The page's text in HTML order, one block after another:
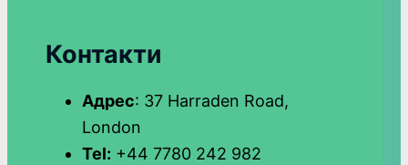
Контакти
Адрес: 37 Harraden Road,
London
Tel: +44 7780 242 982